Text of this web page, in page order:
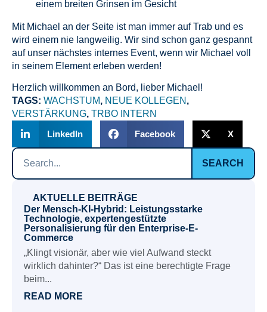
einem breiten Grinsen im Gesicht
Mit Michael an der Seite ist man immer auf Trab und es
wird einem nie langweilig. Wir sind schon ganz gespannt
auf unser nächstes internes Event, wenn wir Michael voll
in seinem Element erleben werden!
Herzlich willkommen an Bord, lieber Michael!
TAGS: WACHSTUM, NEUE KOLLEGEN ,
VERSTÄRKUNG, TRBO INTERN
LinkedIn
Facebook X
SEARCH
AKTUELLE BEITRÄGE
Der Mensch-KI-Hybrid: Leistungsstarke
Technologie, expertengestützte
Personalisierung für den Enterprise-E-
Commerce
„Klingt visionär, aber wie viel Aufwand steckt
wirklich dahinter?“ Das ist eine berechtigte Frage
beim...
READ MORE